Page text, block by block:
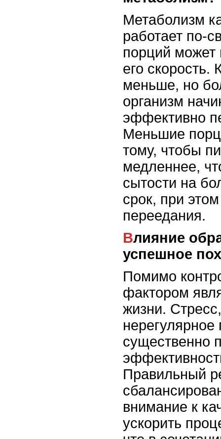
Метаболизм
работает по-
порций может
его
меньше, но
организм
эффективно
Меньшие
тому, чтобы
медленнее,
сытости на
срок, при
переедания.
Влияние образа жизни на
успешное
Помимо
фактором
жизни.
нерегулярное
существенно
Правильный
внимание к
ускорить